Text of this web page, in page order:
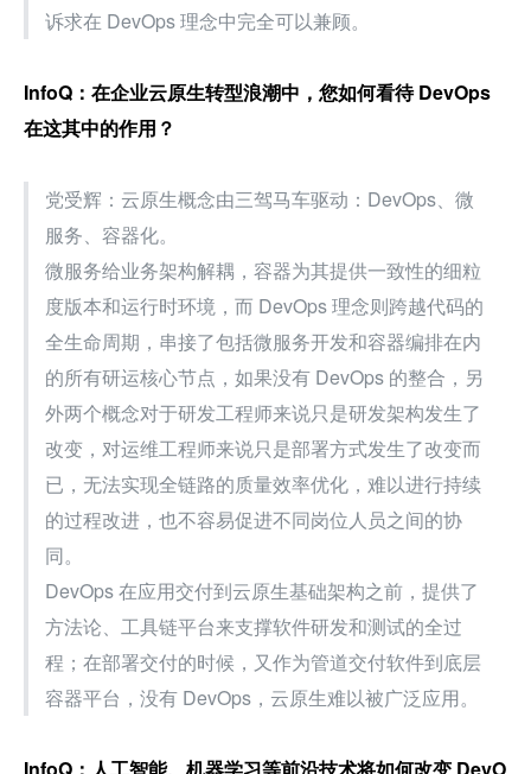
诉求在 DevOps 理念中完全可以兼顾。
InfoQ：在企业云原生转型浪潮中，您如何看待 DevOps
在这其中的作用？
党受辉：云原生概念由三驾马车驱动：DevOps、微
服务、容器化。
微服务给业务架构解耦，容器为其提供一致性的细粒
度版本和运行时环境，而 DevOps 理念则跨越代码的
全生命周期，串接了包括微服务开发和容器编排在内
的所有研运核心节点，如果没有 DevOps 的整合，另
外两个概念对于研发工程师来说只是研发架构发生了
改变，对运维工程师来说只是部署方式发生了改变而
已，无法实现全链路的质量效率优化，难以进行持续
的过程改进，也不容易促进不同岗位人员之间的协
同。
DevOps 在应用交付到云原生基础架构之前，提供了
方法论、工具链平台来支撑软件研发和测试的全过
程；在部署交付的时候，又作为管道交付软件到底层
容器平台，没有 DevOps，云原生难以被广泛应用。